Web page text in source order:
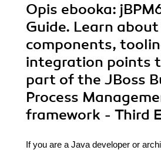
Opis ebooka:
Guide. Learn
components,
integration points
part of the JBoss
Process
framework - Third
If you are a Java developer or